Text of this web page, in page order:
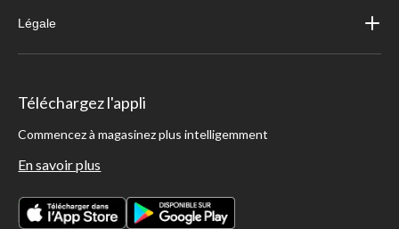
Légale
Téléchargez l'appli
Commencez à magasinez plus intelligemment
En savoir plus